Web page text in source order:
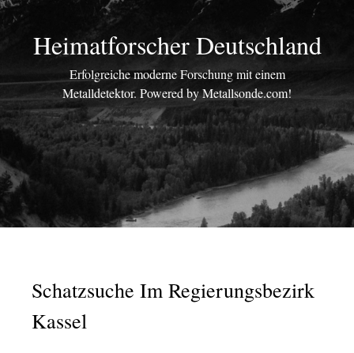
Heimatforscher Deutschland
Erfolgreiche moderne Forschung mit einem
Metalldetektor. Powered by Metallsonde.com!
Schatzsuche Im Regierungsbezirk
Kassel